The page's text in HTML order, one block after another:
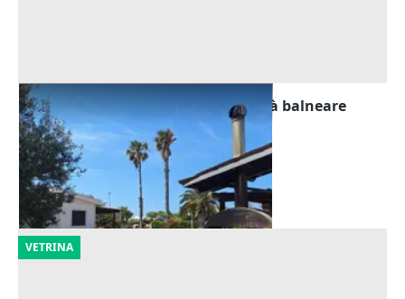
Asta Villetta unifamiliare in località balneare
Vittoria (Ragusa)
Offerta minima
119.529 €
23/09/2026
VETRINA